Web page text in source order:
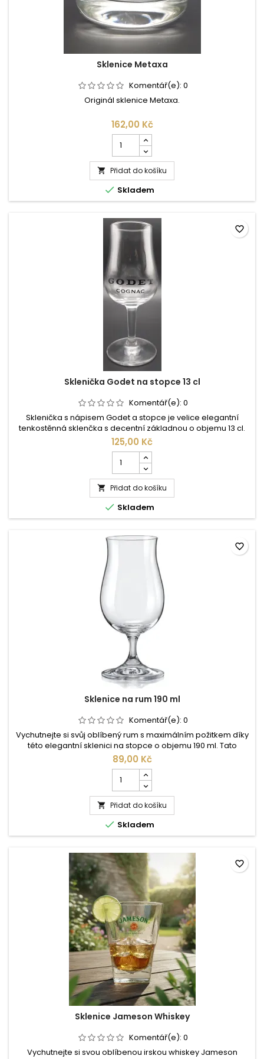
Sklenice Metaxa
Komentář(e): 0
Originál sklenice Metaxa.
162,00 Kč
kusů
produktu
Sklenice
Metaxa
 Přidat do košíku
 Skladem
Sklenička Godet na stopce 13 cl
Komentář(e): 0
Sklenička s nápisem Godet a stopce je velice elegantní
tenkostěnná sklenčka s decentní základnou o objemu 13 cl.
125,00 Kč
kusů
produktu
Sklenička
Godet
na
stopce
cl
 Přidat do košíku
 Skladem
favorite_border
Sklenice na rum 190 ml
Komentář(e): 0
Vychutnejte si svůj oblíbený rum s maximálním požitkem díky
této elegantní sklenici na stopce o objemu 190 ml. Tato
sklenice je speciálně navržena tak, aby podtrhla aroma a
chuť kvalitního rumu. Tvar sklenice, se širším dnem a užším
hrdlem, umožňuje optimální uvolňování a koncentraci vůní,
zatímco stopka zabraňuje ohřívání nápoje teplem ruky.
89,00 Kč
kusů
produktu
Sklenice
na
rum
190
 Přidat do košíku
 Skladem
favorite_border
Sklenice Jameson Whiskey
Komentář(e): 0
Vychutnejte si svou oblíbenou irskou whiskey Jameson
favorite_border